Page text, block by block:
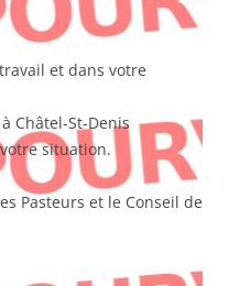
et dans votre
Châtel-St-Denis
situation.
Pasteurs et le Conseil de